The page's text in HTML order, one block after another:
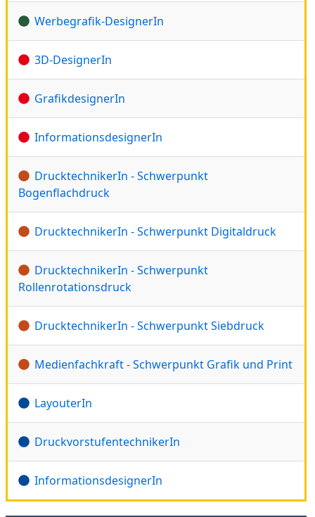
Werbegrafik-DesignerIn
3D-DesignerIn
GrafikdesignerIn
InformationsdesignerIn
DrucktechnikerIn - Schwerpunkt
Bogenflachdruck
DrucktechnikerIn - Schwerpunkt Digitaldruck
DrucktechnikerIn - Schwerpunkt
Rollenrotationsdruck
DrucktechnikerIn - Schwerpunkt Siebdruck
Medienfachkraft - Schwerpunkt Grafik und Print
LayouterIn
DruckvorstufentechnikerIn
InformationsdesignerIn